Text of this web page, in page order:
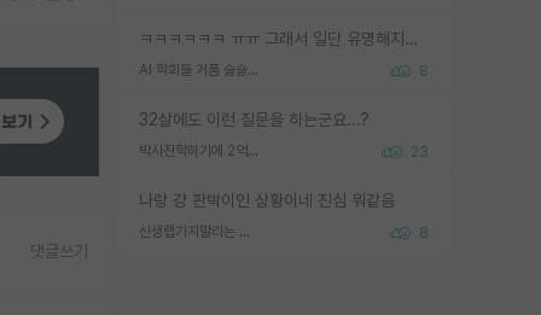
ㅋㅋㅋㅋㅋㅋ ㅠㅠ 그래서 일단 유명해지는게 중요한거같습니다
AI 학회들 거품 슬슬 지적이 나오네요 8
32살에도 이런 질문을 하는군요...?
박사진학하기에 2억은 괜찮은 (?) 정도의 경제력인가요 23
나랑 걍 판박이인 상황이네 진심 뭐같음
신생랩가지말라는 이유가 있었구나 8
댓글쓰기